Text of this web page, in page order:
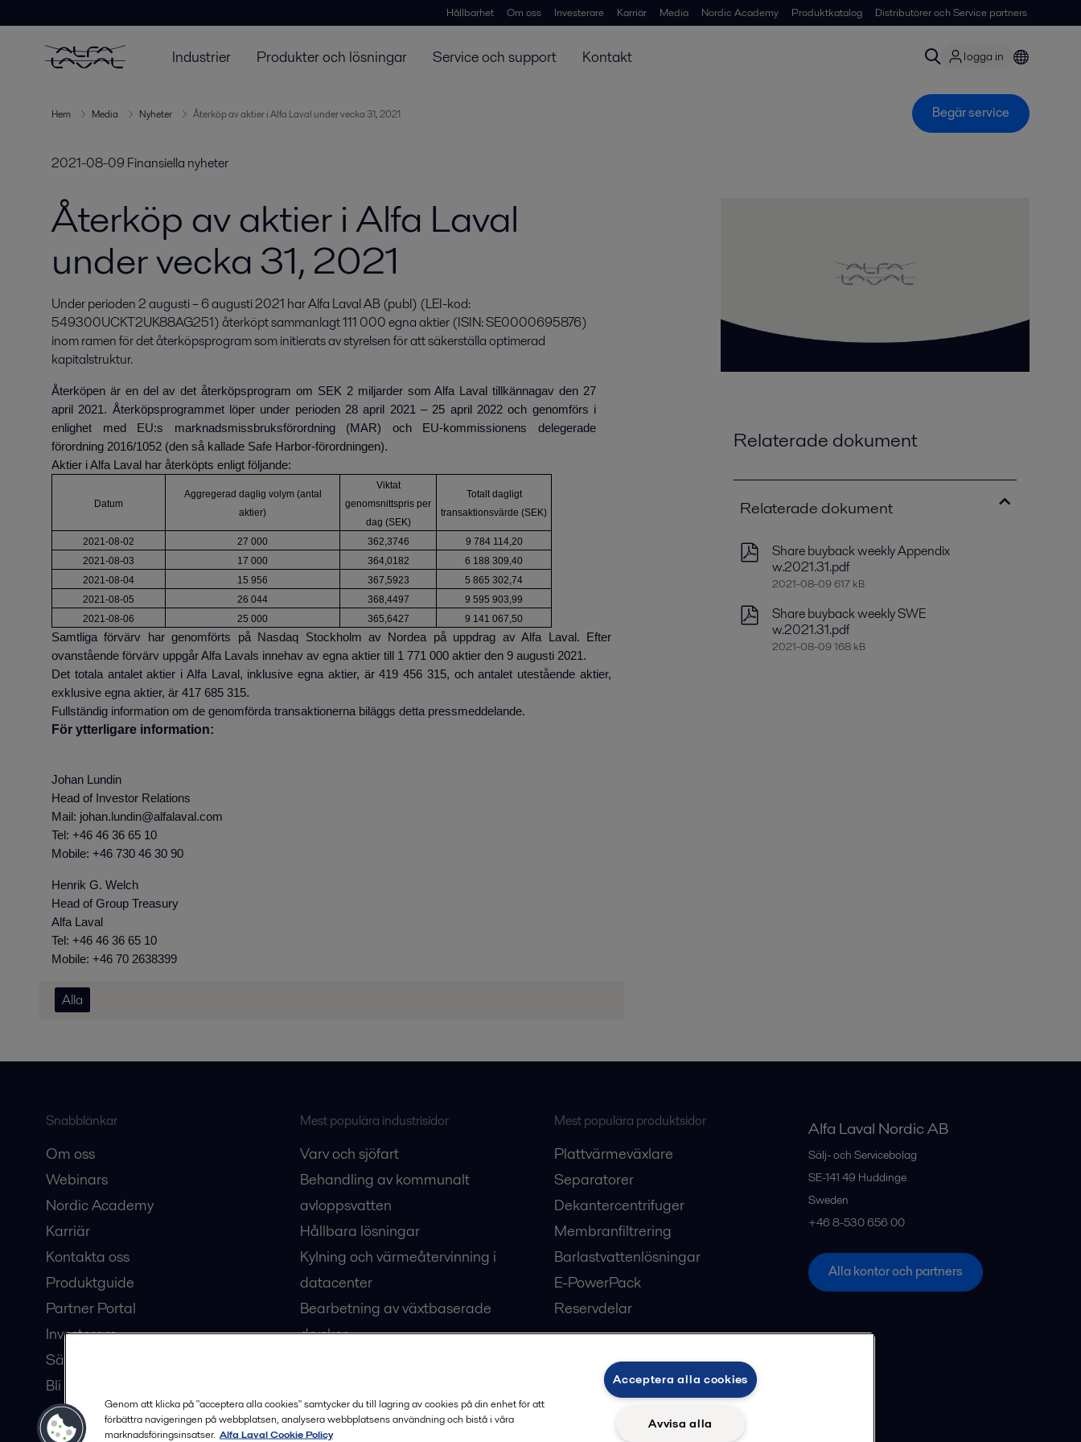
Hållbarhet Om oss Investerare Karriär Media Nordic Academy Produktkatalog Distributörer och Service partners
Industrier Produkter och lösningar Service och support Kontakt logga in
Hem Media Nyheter Återköp av aktier i Alfa Laval under vecka 31, 2021 Begär service
2021-08-09 Finansiella nyheter
Återköp av aktier i Alfa Laval
under vecka 31, 2021
Under perioden 2 augusti – 6 augusti 2021 har Alfa Laval AB (publ) (LEI-kod:
549300UCKT2UK88AG251) återköpt sammanlagt 111 000 egna aktier (ISIN: SE0000695876)
inom ramen för det återköpsprogram som initierats av styrelsen för att säkerställa optimerad
kapitalstruktur.
Återköpen är en del av det återköpsprogram om SEK 2 miljarder som Alfa Laval tillkännagav den 27
april 2021. Återköpsprogrammet löper under perioden 28 april 2021 – 25 april 2022 och genomförs i
enlighet med EU:s marknadsmissbruksförordning (MAR) och EU-kommissionens delegerade
förordning 2016/1052 (den så kallade Safe Harbor-förordningen).
Aktier i Alfa Laval har återköpts enligt följande:
Datum
Aggregerad daglig volym (antal
aktier)
Viktat
genomsnittspris per
dag (SEK)
Totalt dagligt
transaktionsvärde (SEK)
2021-08-02 27 000 362,3746
9 784 114,20
2021-08-03
17 000 364,0182
6 188 309,40
2021-08-04
15 956 367,5923
5 865 302,74
2021-08-05
26 044 368,4497
9 595 903,99
2021-08-06
25 000 365,6427 9 141 067,50
Samtliga förvärv har genomförts på Nasdaq Stockholm av Nordea på uppdrag av Alfa Laval. Efter
ovanstående förvärv uppgår Alfa Lavals innehav av egna aktier till 1 771 000 aktier den 9 augusti 2021.
Det totala antalet aktier i Alfa Laval, inklusive egna aktier, är 419 456 315, och antalet utestående aktier,
exklusive egna aktier, är 417 685 315.
Fullständig information om de genomförda transaktionerna biläggs detta pressmeddelande.
För ytterligare information:
Johan Lundin
Head of Investor Relations
Mail: johan.lundin@alfalaval.com
Tel: +46 46 36 65 10
Mobile: +46 730 46 30 90
Henrik G. Welch
Head of Group Treasury
Alfa Laval
Tel: +46 46 36 65 10
Mobile: +46 70 2638399
Alla
Relaterade dokument
Relaterade dokument
Share buyback weekly Appendix
w.2021.31.pdf
2021-08-09 617 kB
Share buyback weekly SWE
w.2021.31.pdf
2021-08-09 168 kB
Snabblänkar
Om oss
Webinars
Nordic Academy
Karriär
Kontakta oss
Produktguide
Partner Portal
Investerare
Säkerhetsdatablad
Bli en partner
Mest populära industrisidor
Varv och sjöfart
Behandling av kommunalt
avloppsvatten
Hållbara lösningar
Kylning och värmeåtervinning i
datacenter
Bearbetning av växtbaserade
drycker
Mest populära produktsidor
Plattvärmeväxlare
Separatorer
Dekantercentrifuger
Membranfiltrering
Barlastvattenlösningar
E-PowerPack
Reservdelar
Alfa Laval Nordic AB
Sälj- och Servicebolag
SE-141 49 Huddinge
Sweden
+46 8-530 656 00
Alla kontor och partners
Genom att klicka på "acceptera alla cookies" samtycker du till lagring av cookies på din enhet för att
förbättra navigeringen på webbplatsen, analysera webbplatsens användning och bistå i våra
marknadsföringsinsatser. Alfa Laval Cookie Policy
Acceptera alla cookies
Avvisa alla